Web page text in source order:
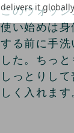
このウォッシ
使い始めは
する前に手
した。ちっ
しっとりし
しく入れます